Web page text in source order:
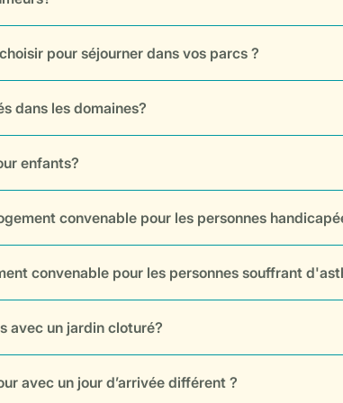
pour séjourner dans vos parcs ?
dans les domaines?
enfants?
convenable pour les personnes
convenable pour les personnes souffrant
avec un jardin cloturé?
avec un jour d’arrivée différent ?